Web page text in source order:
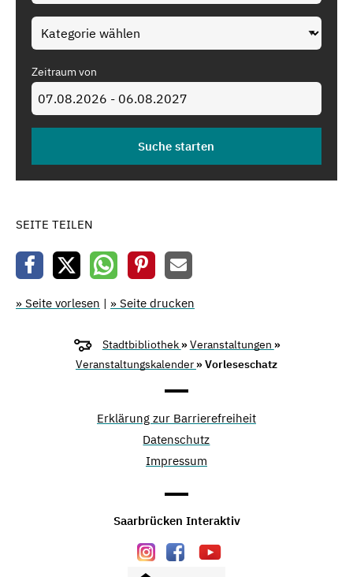
Zeitraum von
SEITE TEILEN
» Seite vorlesen | » Seite drucken
Stadtbibliothek »Veranstaltungen »
Veranstaltungskalender » Vorleseschatz
Erklärung zur Barrierefreiheit
Datenschutz
Impressum
Saarbrücken Interaktiv